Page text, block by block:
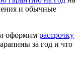
и обычные
оформим рассрочку
за год и что